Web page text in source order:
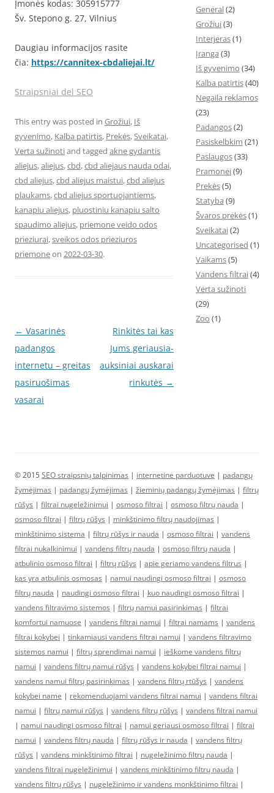
Įmonės kodas: 305915777
Šv. Stepono g. 27, Vilnius
Daugiau informacijos rasite
čia: https://cannitex-cbdaliejai.lt/
Straipsniai del SEO
This entry was posted in Grožiui, Iš
gyvenimo, Kalba patirtis, Prekės,Sveikatai,
Verta sužinotiand tagged akne gydantis
aliejus,aliejus,cbd,cbd aliejaus nauda odai,
cbd aliejus,cbd aliejus maistui,cbd aliejus
plaukams,cbd aliejus sportuojantiems,
kanapiu aliejus, pluostiniu kanapiu salto
spaudimo aliejus, priemone veido odos
prieziurai,sveikos odos prieziuros
priemoneon 2022-03-30.
Post
navigation
← Vasarinės
padangos
internetu – greitas
pasiruošimas
vasarai
Rinkitės tai kas
Jums geriausia-
auksiniai auskarai
rinkutės →
General(2)
Grožiui(3)
Interjeras(1)
Įranga (3)
Iš gyvenimo (34)
Kalba patirtis(40)
Negaila reklamos
(23)
Padangos(2)
Pasiskelbkim (21)
Paslaugos(33)
Pramonei(9)
Prekės(5)
Statyba (9)
Švaros prekės(1)
Sveikatai(2)
Uncategorised (1)
Vaikams(5)
Vandens filtrai(4)
Verta sužinoti
(29)
Zoo (1)
© 2015SEO straipsnių talpinimas | internetine parduotuve | padangų
žymėjimas | padangų žymėjimas | žieminių padangų žymėjimas | filtrų
rūšys | filtrai nugeležinimui | osmoso filtrai | osmoso filtrų nauda |
osmoso filtrai | filtrų rūšys | minkštinimo filtrų naudojimas |
minkštinimo sistema | filtrų rūšys ir nauda | osmoso filtrai | vandens
filtrai nukalkinimui | vandens filtrų nauda | osmoso filtrų nauda |
atbulinio osmoso filtrai | filtrų rūšys | apie geriamo vandens filtrus |
kas yra atbulinis osmosas | namui naudingi osmoso filtrai | osmoso
filtrų nauda | naudingi osmoso filtrai | kuo naudingi osmoso filtrai |
vandens filtravimo sistemos | filtrų namui pasirinkimas | filtrai
komfortui namuose | vandens filtrai namui | filtrai namams | vandens
filtrai kokybei | tinkamiausi vandens filtrai namui | vandens filtravimo
sistemos namui | filtrų sprendimai namui | ieškome vandens filtrų
namui | vandens filtrų namui rūšys | vandens kokybei filtrai namui |
vandens namui filtrų pasirinkimas | vandens filtrų rtūšys | vandens
kokybei name | rekomenduojami vandens filtrai namui | vandens filtrai
namui | filtrų namui rūšys | vandens filtrų rūšys | vandens filtrai namui
| namui naudingi osmoso filtrai | namui geriausi osmoso filtrai | filtrai
namui | vandens filtrų nauda | filtrų rūšys ir nauda | vandens filtrų
rūšys | vandens minkštinimo filtrai | nugeležinimo filtrų nauda |
vandens filtrai nugeležinimui | vandens minkštinimo filtrų nauda |
vandens filtrų rūšys | nugeležinimo ir vandens monkštinimo filtrai |